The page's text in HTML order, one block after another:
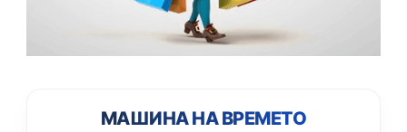
МАШИНА НА ВРЕМЕТО